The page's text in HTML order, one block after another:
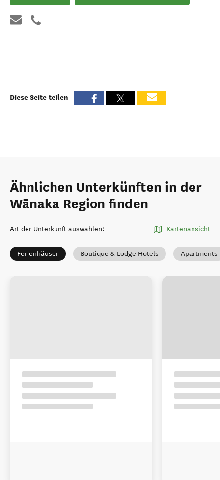
Diese Seite teilen
Ähnlichen Unterkünften in der
Wānaka Region finden
Art der Unterkunft auswählen: Kartenansicht
Ferienhäuser Boutique & Lodge Hotels Apartments